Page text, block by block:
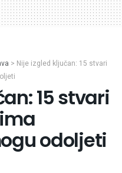
> Nije izgled ključan: 15 stvari
15 stvari
odoljeti